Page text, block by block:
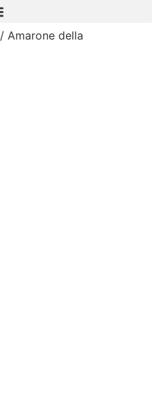
/ Amarone della